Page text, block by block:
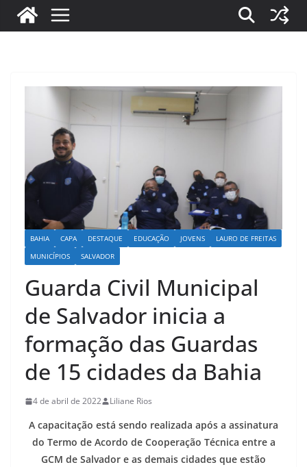
BAHIA CAPA DESTAQUE EDUCAÇÃO JOVENS
LAURO DE FREITAS
MUNICÍPIOS
SALVADOR
Guarda Civil Municipal
de Salvador inicia a
formação das Guardas
de 15 cidades da Bahia
4 de abril de 2022 Liliane Rios
A capacitação está sendo realizada após a assinatura
do Termo de Acordo de Cooperação Técnica entre a
GCM de Salvador e as demais cidades que estão